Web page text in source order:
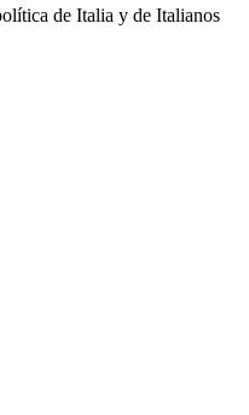
de Italia y de Italianos